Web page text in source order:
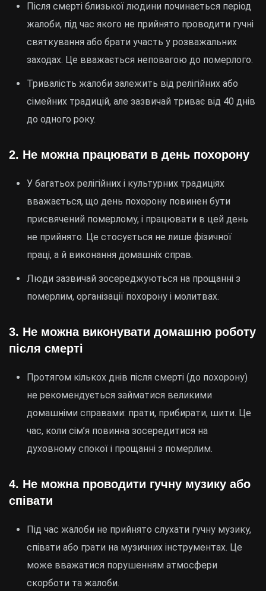
Після смерті близької людини починається період
жалоби, під час якого не прийнято проводити гучні
святкування або брати участь у розважальних
заходах. Це вважається неповагою до померлого.
Тривалість жалоби залежить від релігійних або
сімейних традицій, але зазвичай триває від 40 днів
до одного року.
2. Не можна працювати в день похорону
У багатьох релігійних і культурних традиціях
вважається, що день похорону повинен бути
присвячений померлому, і працювати в цей день
не прийнято. Це стосується не лише фізичної
праці, а й виконання домашніх справ.
Люди зазвичай зосереджуються на прощанні з
померлим, організації похорону і молитвах.
3. Не можна виконувати домашню роботу
після смерті
Протягом кількох днів після смерті (до похорону)
не рекомендується займатися великими
домашніми справами: прати, прибирати, шити. Це
час, коли сім’я повинна зосередитися на
духовному спокої і прощанні з померлим.
4. Не можна проводити гучну музику або
співати
Під час жалоби не прийнято слухати гучну музику,
співати або грати на музичних інструментах. Це
може вважатися порушенням атмосфери
скорботи та жалоби.